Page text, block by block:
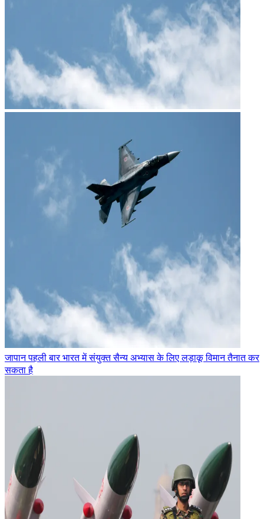
जापान पहली बार भारत में संयुक्त सैन्य अभ्यास के लिए लड़ाकू विमान तैनात कर
सकता है